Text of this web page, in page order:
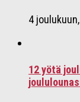
4
12 yötä